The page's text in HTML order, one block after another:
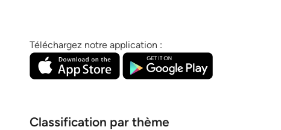
Téléchargez notre application :
Classification par thème